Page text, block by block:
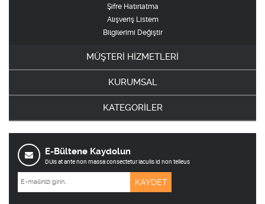
Şifre Hatırlatma
Alışveriş Listem
Bilgilerimi Değiştir
MÜŞTERİ HİZMETLERİ
KURUMSAL
KATEGORİLER
E-Bültene Kaydolun
DUis at ante non massa consectetur iaculis id non telleus